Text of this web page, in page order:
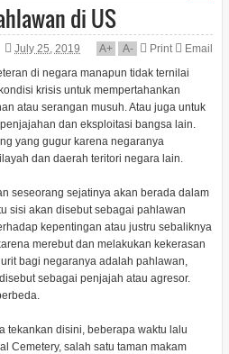
di US
July 25, 2019 A+ A- Print
Email
di negara manapun tidak ternilai
krisis untuk mempertahankan
atau serangan musuh. Atau juga untuk
dan eksploitasi bangsa lain.
yang gugur karena negaranya
dan daerah teritori negara lain.
seseorang sejatinya akan berada dalam
sisi akan disebut sebagai pahlawan
kepentingan atau justru sebaliknya
merebut dan melakukan kekerasan
bagi negaranya adalah pahlawan,
sebagai penjajah atau agresor.
tekankan disini, beberapa waktu lalu
Cemetery, salah satu taman makam